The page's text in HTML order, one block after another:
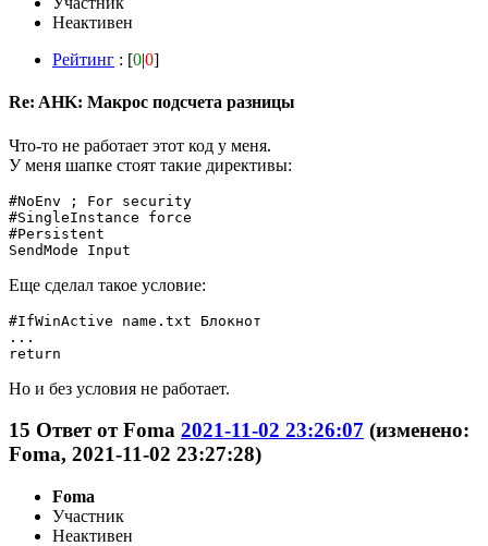
Неактивен
Рейтинг : [0|0]
Re: AHK: Макрос подсчета разницы
Что-то не работает этот код у меня.
У меня шапке стоят такие директивы:
#NoEnv ; For security
#SingleInstance force
#Persistent
SendMode Input
Еще сделал такое условие:
#IfWinActive name.txt Блокнот
...
Но и без условия не работает.
15 Ответ отFoma 2021-11-02 23:26:07 (изменено:
Foma, 2021-11-02 23:27:28)
Foma
Участник
Неактивен